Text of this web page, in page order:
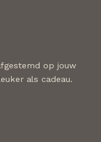
op jouw
als cadeau.